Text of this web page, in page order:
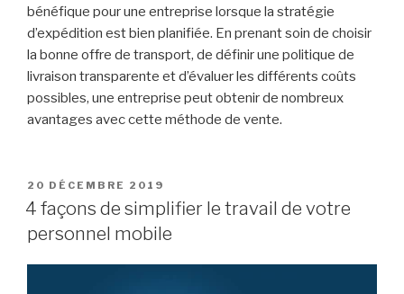
bénéfique pour une entreprise lorsque la stratégie
d’expédition est bien planifiée. En prenant soin de choisir
la bonne offre de transport, de définir une politique de
livraison transparente et d’évaluer les différents coûts
possibles, une entreprise peut obtenir de nombreux
avantages avec cette méthode de vente.
PUBLIÉ
LE
20 DÉCEMBRE 2019
4 façons de simplifier le travail de votre
personnel mobile